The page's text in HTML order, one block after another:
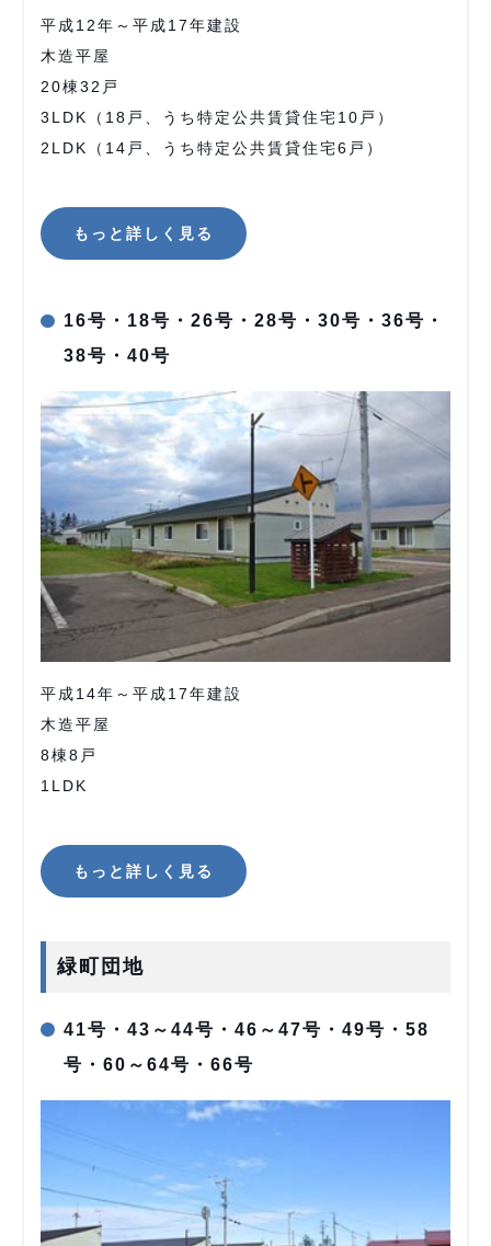
平成12年～平成17年建設
木造平屋
20棟32戸
3LDK（18戸、うち特定公共賃貸住宅10戸）
2LDK（14戸、うち特定公共賃貸住宅6戸）
もっと詳しく見る
16号・18号・26号・28号・30号・36号・
38号・40号
平成14年～平成17年建設
木造平屋
8棟8戸
1LDK
もっと詳しく見る
緑町団地
41号・43～44号・46～47号・49号・58
号・60～64号・66号